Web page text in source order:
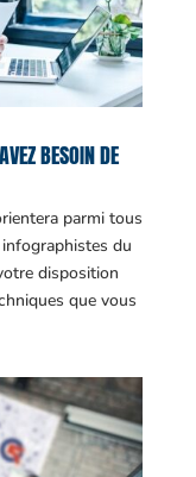
BESOIN DE
parmi tous
du
disposition
que vous